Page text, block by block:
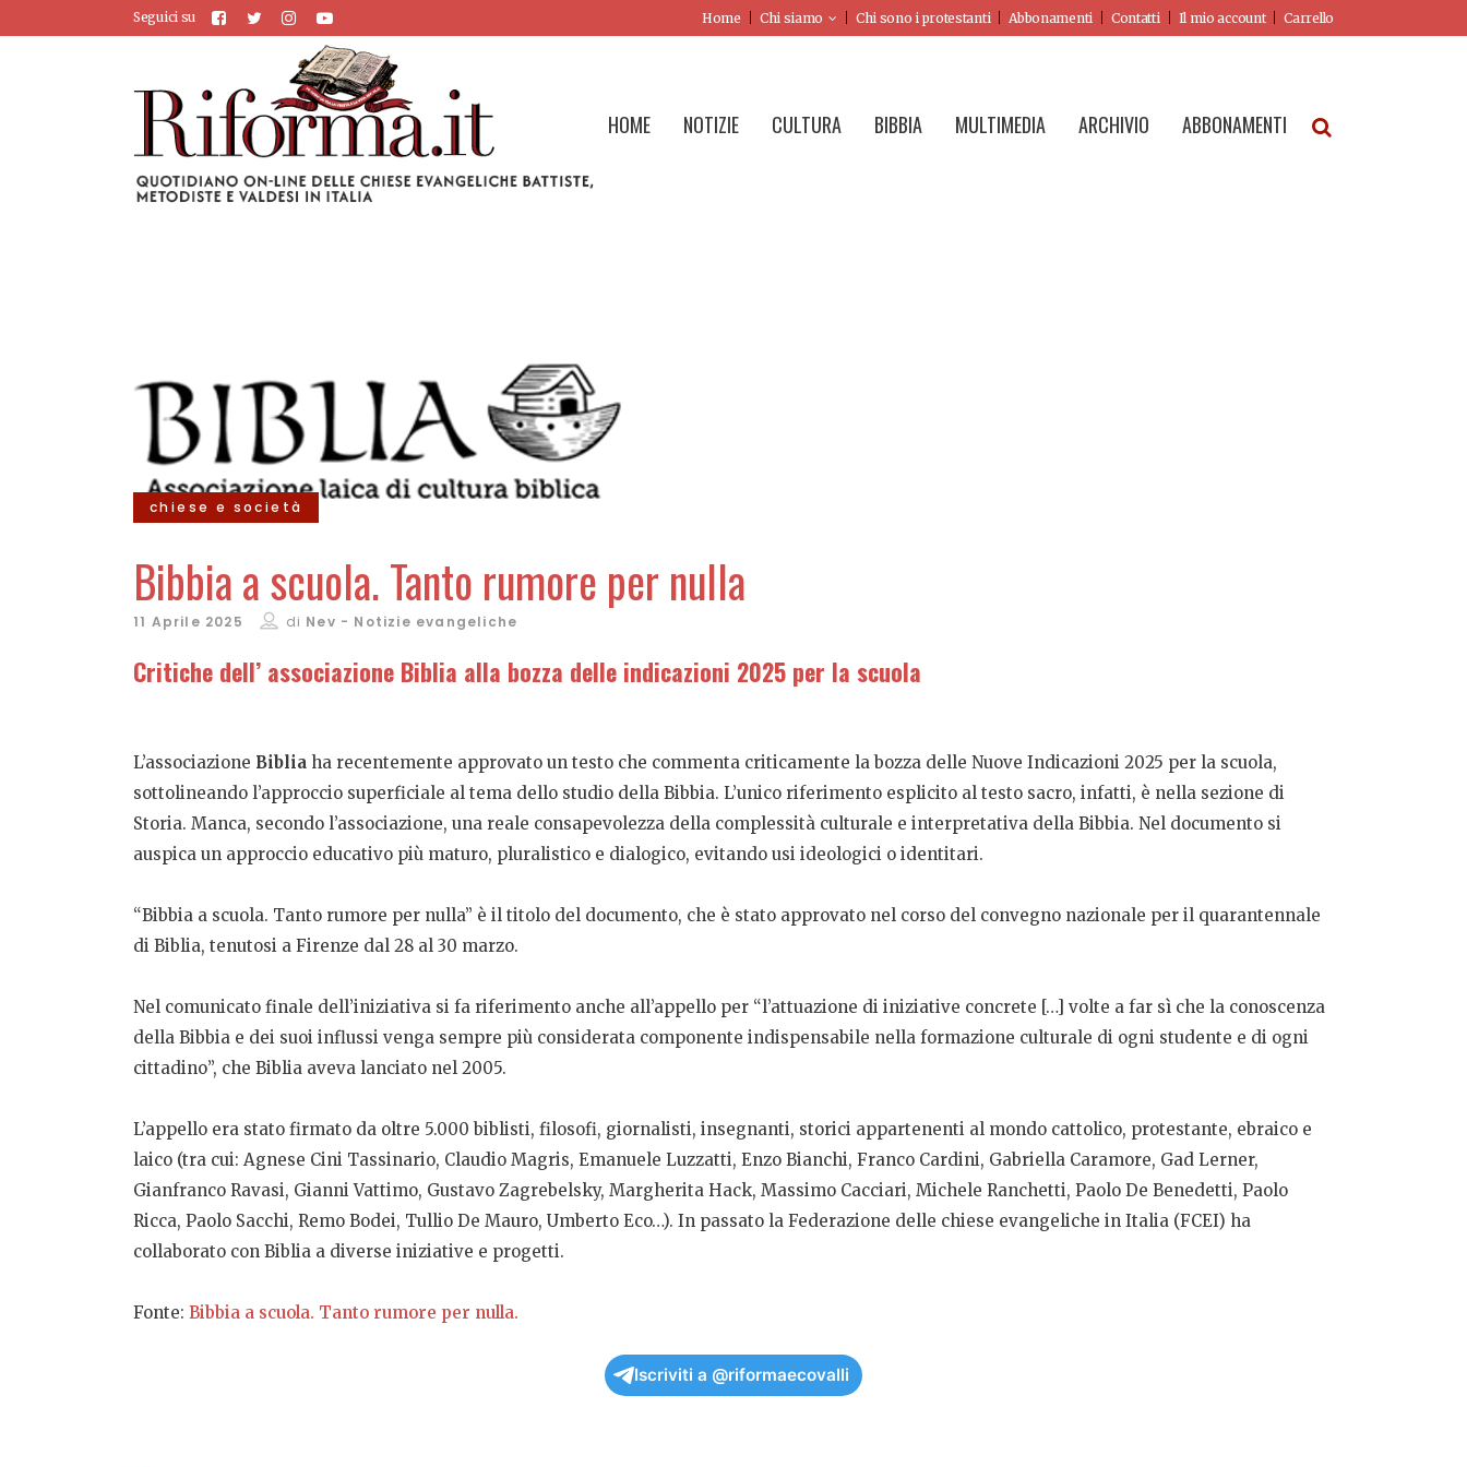
Seguici su Home Chi siamo Chi sono i protestanti Abbonamenti Contatti Il mio account Carrello
HOME NOTIZIE CULTURA BIBBIA MULTIMEDIA ARCHIVIO ABBONAMENTI
chiese e società
Bibbia a scuola. Tanto rumore per nulla
11 Aprile 2025 di Nev - Notizie evangeliche
Critiche dell’ associazione Biblia alla bozza delle indicazioni 2025 per la scuola
L’associazione Biblia ha recentemente approvato un testo che commenta criticamente la bozza delle Nuove Indicazioni 2025 per la scuola,
sottolineando l’approccio superficiale al tema dello studio della Bibbia. L’unico riferimento esplicito al testo sacro, infatti, è nella sezione di
Storia. Manca, secondo l’associazione, una reale consapevolezza della complessità culturale e interpretativa della Bibbia. Nel documento si
auspica un approccio educativo più maturo, pluralistico e dialogico, evitando usi ideologici o identitari.
“Bibbia a scuola. Tanto rumore per nulla” è il titolo del documento, che è stato approvato nel corso del convegno nazionale per il quarantennale
di Biblia, tenutosi a Firenze dal 28 al 30 marzo.
Nel comunicato finale dell’iniziativa si fa riferimento anche all’appello per “l’attuazione di iniziative concrete […] volte a far sì che la conoscenza
della Bibbia e dei suoi influssi venga sempre più considerata componente indispensabile nella formazione culturale di ogni studente e di ogni
cittadino”, che Biblia aveva lanciato nel 2005.
L’appello era stato firmato da oltre 5.000 biblisti, filosofi, giornalisti, insegnanti, storici appartenenti al mondo cattolico, protestante, ebraico e
laico (tra cui: Agnese Cini Tassinario, Claudio Magris, Emanuele Luzzatti, Enzo Bianchi, Franco Cardini, Gabriella Caramore, Gad Lerner,
Gianfranco Ravasi, Gianni Vattimo, Gustavo Zagrebelsky, Margherita Hack, Massimo Cacciari, Michele Ranchetti, Paolo De Benedetti, Paolo
Ricca, Paolo Sacchi, Remo Bodei, Tullio De Mauro, Umberto Eco…). In passato la Federazione delle chiese evangeliche in Italia (FCEI) ha
collaborato con Biblia a diverse iniziative e progetti.
Fonte: Bibbia a scuola. Tanto rumore per nulla.
Iscriviti a @riformaecovalli